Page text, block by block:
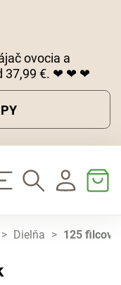
ovocia a
37,99 €. ❤ ❤ ❤
> Dielňa > 125